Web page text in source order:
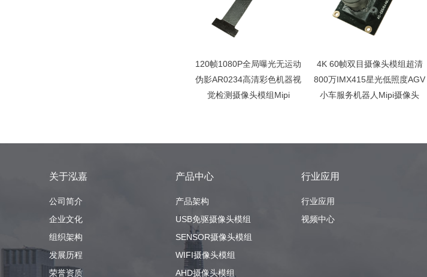
120帧1080P全局曝光无运动
伪影AR0234高清彩色机器视
觉检测摄像头模组Mipi
4K 60帧双目摄像头模组超清
800万IMX415星光低照度AGV
小车服务机器人Mipi摄像头
关于泓嘉
公司简介
企业文化
组织架构
发展历程
荣誉资质
产品中心
产品架构
USB免驱摄像头模组
SENSOR摄像头模组
WIFI摄像头模组
AHD摄像头模组
行业应用
行业应用
视频中心